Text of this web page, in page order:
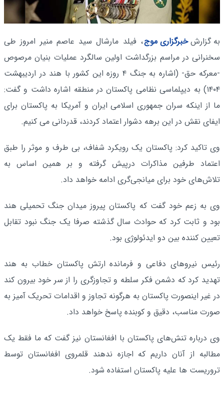
به گزارشخبرگزاری موج، فیلد مارشال سید عاصم منیر امروز طی
سخنرانی در مراسم بزرگداشت اولین سالگرد عملیات بنیان مرصوص
-معرکه حق- (اشاره به جنگ ۴ روزه این‌ کشور با هند در اردیبهشت
۱۴۰۴) به دیپلماسی نظامی پاکستان در منطقه اشاره داشت و گفت:
ما از اینکه سران جمهوری اسلامی ایران و آمریکا به پاکستان برای
ایفای نقش در این برهه دشوار اعتماد کردند، قدردانی می کنیم.
وی تاکید کرد: پاکستان یک رویکرد شفاف، بی طرف و موثر را طبق
اعتماد طرفین مذاکرات درپیش گرفته و بر همین اساس به
تلاش‌های خود برای میانجی‌گری ادامه خواهد داد.
وی به زعم خود گفت که پاکستان پیروز میدان جنگ تحمیلی هند
بود و ثابت کرد که حوادث سال گذشته صرفا یک جنگ نبود تقابل
تعیین کننده بین دو ایدئولوژی بود.
رئیس نیروهای دفاعی و فرمانده ارتش پاکستان خطاب به هند
تهدید کرد که دشمن فکر سلطه و تجاوزگری را از سر خود بیرون کند
در غیر اینصورت پاکستان به هرگونه تجاوز و اقدامات تحریک آمیز به
صورت مناسب، دقیق و کوبنده پاسخ خواهد داد.
وی درباره تنش‌های پاکستان با افغانستان نیز گفت که ما فقط یک
مطالبه از آنان داریم که اجازه ندهند قلمروی افغانستان توسط
تروریست ها علیه پاکستان استفاده شود.